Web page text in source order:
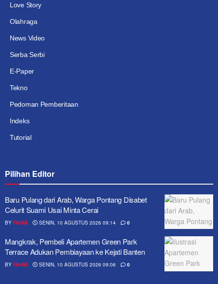
Love Story
Olahraga
News Video
Serba Serbi
E-Paper
Tekno
Pedoman Pemberitaan
Indeks
Tutorial
Pilihan Editor
Baru Pulang dari Arab, Warga Pontang Disabet
Celurit Suami Usai Minta Cerai
BY FAHMI SENIN, 10 AGUSTUS 2026 09:14 0
Mangkrak, Pembeli Apartemen Green Park
Terrace Adukan Pembiayaan ke Kejati Banten
BY FAHMI SENIN, 10 AGUSTUS 2026 09:06 0